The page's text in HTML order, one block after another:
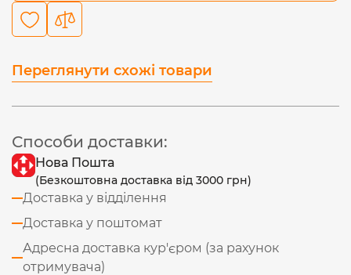
Переглянути схожі товари
Способи доставки:
Нова Пошта
(Безкоштовна доставка від 3000 грн)
Доставка у відділення
Доставка у поштомат
Адресна доставка кур'єром (за рахунок
отримувача)